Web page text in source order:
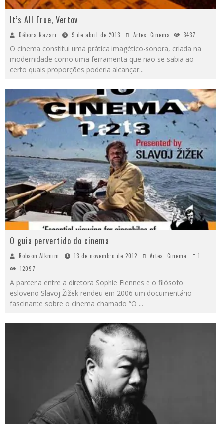
It’s All True, Vertov
Débora Nazari 9 de abril de 2013 Artes Cinema 3437
O cinema constitui uma prática imagético-sonora, criada na
modernidade como uma ferramenta que não se sabia ao
certo quais proporções poderia alcançar...
O guia pervertido do cinema
Robson Alkmim 13 de novembro de 2012 Artes Cinema
1
12097
A parceria entre a diretora Sophie Fiennes e o filósofo
esloveno Slavoj Žižek rendeu em 2006 um documentário
fascinante sobre o cinema chamado “O ...